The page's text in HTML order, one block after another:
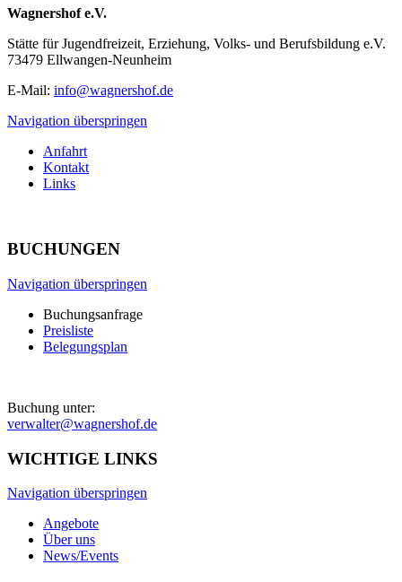
Wagnershof e.V.
Stätte für Jugendfreizeit, Erziehung, Volks- und Berufsbildung e.V.
73479 Ellwangen-Neunheim
E-Mail: info@wagnershof.de
Navigation überspringen
Anfahrt
Kontakt
Links
BUCHUNGEN
Navigation überspringen
Buchungsanfrage
Preisliste
Belegungsplan
Buchung unter:
verwalter@wagnershof.de
WICHTIGE LINKS
Navigation überspringen
Angebote
Über uns
News/Events